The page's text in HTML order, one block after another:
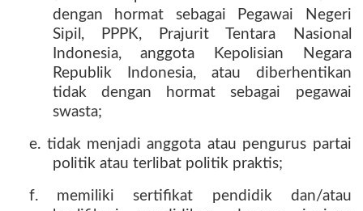
dengan hormat sebagai Pegawai Negeri
Sipil, PPPK, Prajurit Tentara Nasional
Indonesia, anggota Kepolisian Negara
Republik Indonesia, atau diberhentikan
tidak dengan hormat sebagai pegawai
swasta;
e. tidak menjadi anggota atau pengurus partai
politik atau terlibat politik praktis;
f. memiliki sertifikat pendidik dan/atau